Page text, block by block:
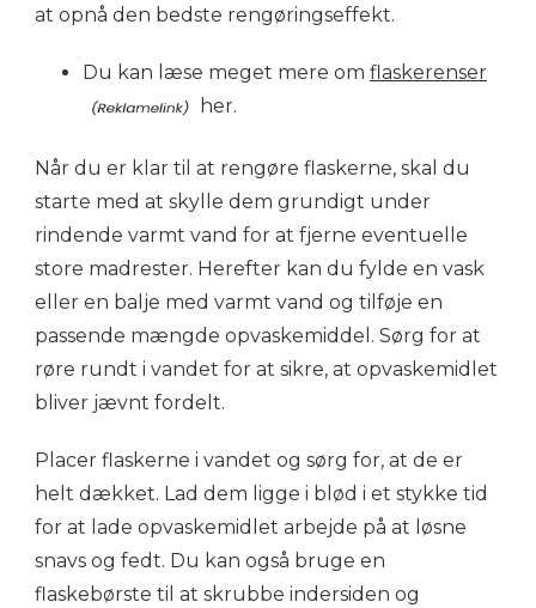
at opnå den bedste rengøringseffekt.
Du kan læse meget mere om flaskerenser
her.
Når du er klar til at rengøre flaskerne, skal du
starte med at skylle dem grundigt under
rindende varmt vand for at fjerne eventuelle
store madrester. Herefter kan du fylde en vask
eller en balje med varmt vand og tilføje en
passende mængde opvaskemiddel. Sørg for at
røre rundt i vandet for at sikre, at opvaskemidlet
bliver jævnt fordelt.
Placer flaskerne i vandet og sørg for, at de er
helt dækket. Lad dem ligge i blød i et stykke tid
for at lade opvaskemidlet arbejde på at løsne
snavs og fedt. Du kan også bruge en
flaskebørste til at skrubbe indersiden og